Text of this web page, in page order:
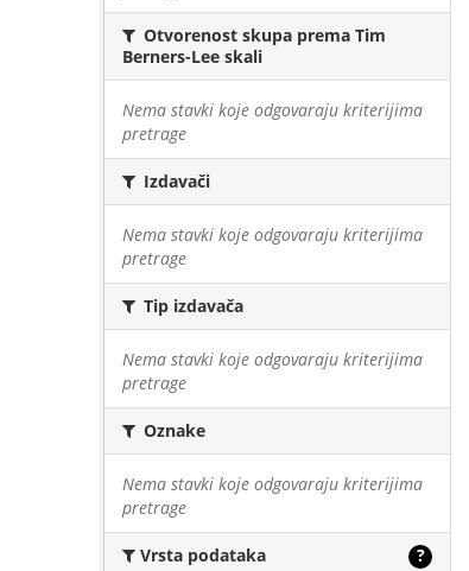
Otvorenost skupa prema Tim
Berners-Lee skali
Nema stavki koje odgovaraju kriterijima
pretrage
Izdavači
Nema stavki koje odgovaraju kriterijima
pretrage
Tip izdavača
Nema stavki koje odgovaraju kriterijima
pretrage
Oznake
Nema stavki koje odgovaraju kriterijima
pretrage
Vrsta podataka ?